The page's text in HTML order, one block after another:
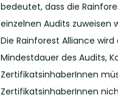
bedeutet, dass die
einzelnen Audits zuweisen
Die Rainforest Alliance
Mindestdauer des Audits,
ZertifikatsinhaberInnen
ZertifikatsinhaberInnen